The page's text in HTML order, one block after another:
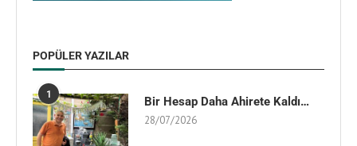
POPÜLER YAZILAR
1 Bir Hesap Daha Ahirete Kaldı…
28/07/2026